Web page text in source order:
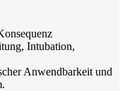
Intubation,
Anwendbarkeit und